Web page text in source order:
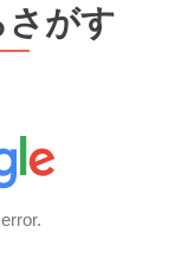
さがす